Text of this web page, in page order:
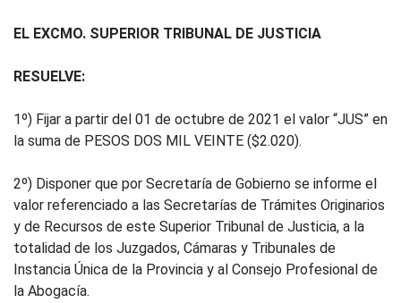
EL EXCMO. SUPERIOR TRIBUNAL DE JUSTICIA
RESUELVE:
1º) Fijar a partir del 01 de octubre de 2021 el valor “JUS” en
la suma de PESOS DOS MIL VEINTE ($2.020).
2º) Disponer que por Secretaría de Gobierno se informe el
valor referenciado a las Secretarías de Trámites Originarios
y de Recursos de este Superior Tribunal de Justicia, a la
totalidad de los Juzgados, Cámaras y Tribunales de
Instancia Única de la Provincia y al Consejo Profesional de
la Abogacía.